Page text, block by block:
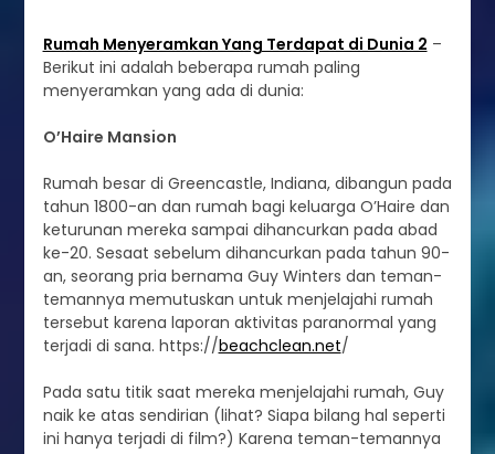
Rumah Menyeramkan Yang Terdapat di Dunia 2 –
Berikut ini adalah beberapa rumah paling
menyeramkan yang ada di dunia:
O’Haire Mansion
Rumah besar di Greencastle, Indiana, dibangun pada
tahun 1800-an dan rumah bagi keluarga O’Haire dan
keturunan mereka sampai dihancurkan pada abad
ke-20. Sesaat sebelum dihancurkan pada tahun 90-
an, seorang pria bernama Guy Winters dan teman-
temannya memutuskan untuk menjelajahi rumah
tersebut karena laporan aktivitas paranormal yang
terjadi di sana. https://beachclean.net/
Pada satu titik saat mereka menjelajahi rumah, Guy
naik ke atas sendirian (lihat? Siapa bilang hal seperti
ini hanya terjadi di film?) Karena teman-temannya